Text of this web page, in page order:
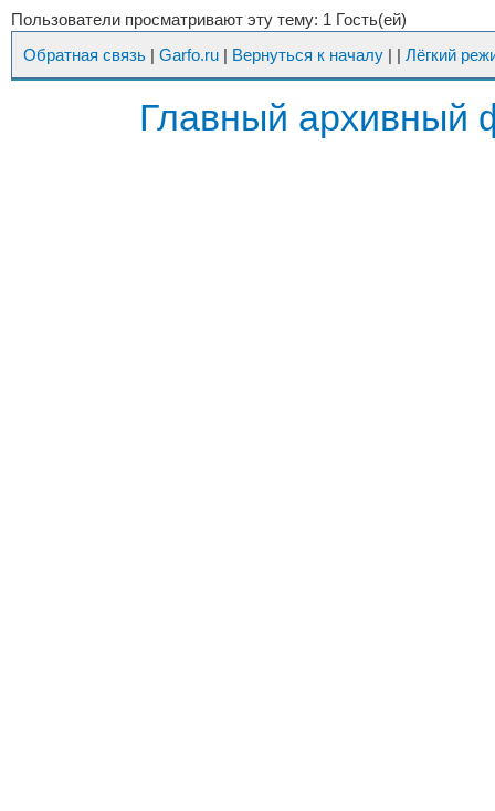
Пользователи просматривают эту тему: 1 Гость(ей)
Обратная связь | Garfo.ru | Вернуться к началу | | Лёгкий
Главный архивный